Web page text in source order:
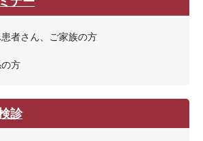
者さん、ご家族の方
方
診